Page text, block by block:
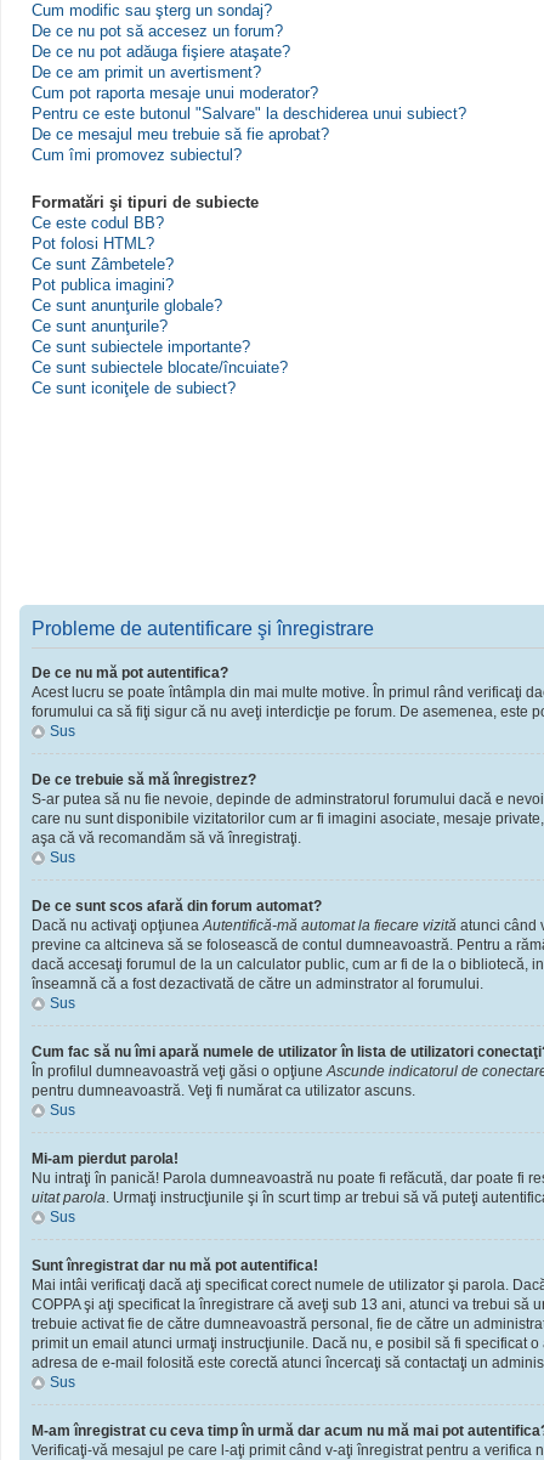
Cum modific sau şterg un sondaj?
De ce nu pot să accesez un forum?
De ce nu pot adăuga fişiere ataşate?
De ce am primit un avertisment?
Cum pot raporta mesaje unui moderator?
Pentru ce este butonul "Salvare" la deschiderea unui subiect?
De ce mesajul meu trebuie să fie aprobat?
Cum îmi promovez subiectul?
Formatări şi tipuri de subiecte
Ce este codul BB?
Pot folosi HTML?
Ce sunt Zâmbetele?
Pot publica imagini?
Ce sunt anunţurile globale?
Ce sunt anunţurile?
Ce sunt subiectele importante?
Ce sunt subiectele blocate/încuiate?
Ce sunt iconiţele de subiect?
Probleme de autentificare şi înregistrare
De ce nu mă pot autentifica?
Acest lucru se poate întâmpla din mai multe motive. În primul rând verificaţi
forumului ca să fiţi sigur că nu aveţi interdicţie pe forum. De asemenea,
Sus
De ce trebuie să mă înregistrez?
S-ar putea să nu fie nevoie, depinde de adminstratorul forumului dacă e
care nu sunt disponibile vizitatorilor cum ar fi imagini asociate, mesaje
aşa că vă recomandăm să vă înregistraţi.
Sus
De ce sunt scos afară din forum automat?
Dacă nu activaţi opţiuneaAutentifică-mă automat la fiecare vizită atunci când
previne ca altcineva să se folosească de contul dumneavoastră. Pentru a
dacă accesaţi forumul de la un calculator public, cum ar fi de la o bibliotecă,
înseamnă că a fost dezactivată de către un adminstrator al forumului.
Sus
Cum fac să nu îmi apară numele de utilizator în lista de utilizatori
În profilul dumneavoastră veţi găsi o opţiuneAscunde indicatorul de
pentru dumneavoastră. Veţi fi numărat ca utilizator ascuns.
Sus
Mi-am pierdut parola!
Nu intraţi în panică! Parola dumneavoastră nu poate fi refăcută, dar poate fi
uitat parola. Urmaţi instrucţiunile şi în scurt timp ar trebui să vă puteţi
Sus
Sunt înregistrat dar nu mă pot autentifica!
Mai intâi verificaţi dacă aţi specificat corect numele de utilizator şi parola.
COPPA şi aţi specificat la înregistrare că aveţi sub 13 ani, atunci va trebui
trebuie activat fie de către dumneavoastră personal, fie de către un
primit un email atunci urmaţi instrucţiunile. Dacă nu, e posibil să fi specificat
adresa de e-mail folosită este corectă atunci încercaţi să contactaţi un
Sus
M-am înregistrat cu ceva timp în urmă dar acum nu mă mai pot
Verificaţi-vă mesajul pe care l-aţi primit când v-aţi înregistrat pentru a